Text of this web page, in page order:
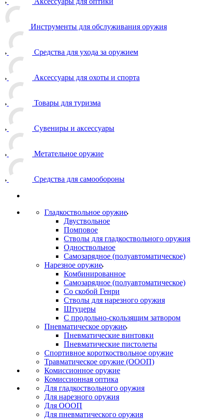
Инструменты для обслуживания оружия
Средства для ухода за оружием
Аксессуары для охоты и спорта
Товары для туризма
Сувениры и аксессуары
Метательное оружие
Средства для самообороны
Гладкоствольное оружие
Двуствольное
Помповое
Стволы для гладкоствольного оружия
Одноствольное
Самозарядное (полуавтоматическое)
Нарезное оружие
Комбинированное
Самозарядное (полуавтоматическое)
Со скобой Генри
Стволы для нарезного оружия
Штуцеры
С продольно-скользящим затвором
Пневматическое оружие
Пневматические винтовки
Пневматические пистолеты
Спортивное короткоствольное оружие
Травматическое оружие (ОООП)
Комиссионное оружие
Комиссионная оптика
Для гладкоствольного оружия
Для нарезного оружия
Для ОООП
Для пневматического оружия